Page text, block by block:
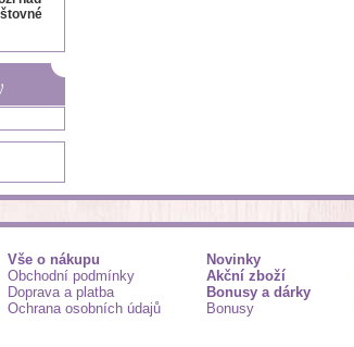
Vše o nákupu
Obchodní podmínky
Doprava a platba
Ochrana osobních údajů
Novinky
Akční zboží
Bonusy a dárky
Bonusy